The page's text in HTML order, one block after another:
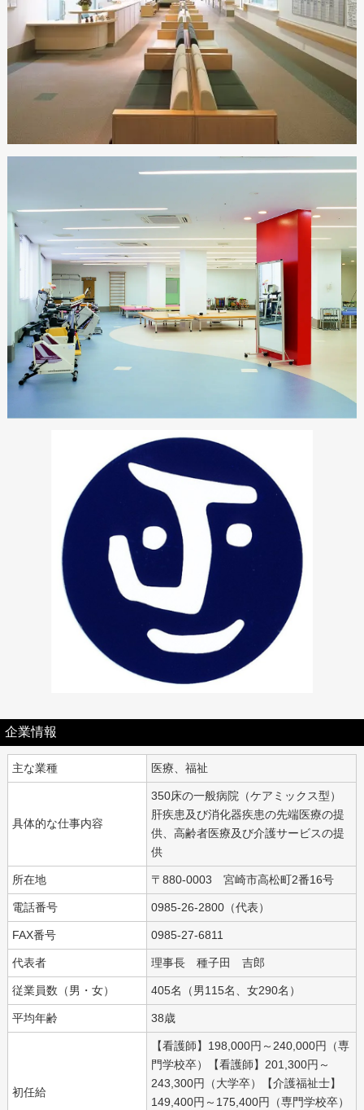
企業情報
主な業種 医療、福祉
具体的な仕事内容
350床の一般病院（ケアミックス型）
肝疾患及び消化器疾患の先端医療の提
供、高齢者医療及び介護サービスの提
供
所在地 〒880-0003 宮崎市高松町2番16号
電話番号 0985-26-2800（代表）
FAX番号 0985-27-6811
代表者 理事長 種子田 吉郎
従業員数（男・女） 405名（男115名、女290名）
平均年齢 38歳
初任給
【看護師】198,000円～240,000円（専
門学校卒）【看護師】201,300円～
243,300円（大学卒）【介護福祉士】
149,400円～175,400円（専門学校卒）